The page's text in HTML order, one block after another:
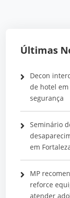
Últimas
Decon
de hotel
segurança
Seminário
em
MP
reforce
atender